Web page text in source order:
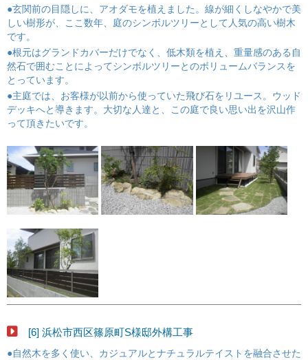
●玄関前の目隠しに、アオダモを植えました。線が細くしなやかで美
しい樹形が、ここ数年、庭のシンボルツリーとして人気の高い樹木
です。
●根元はグランドカバーだけでなく、低木類を植え、重量感のある自
然石で囲むことによってシンボルツリーとのボリュームバランスを
とっています。
●主庭では、お客様が以前から使っていた飛び石をリユース。ウッド
デッキへと導きます。大切な人達と、この庭で良い思い出を沢山作
って頂きたいです。
[6] 浜松市西区篠原町S様邸外構工事
●自然木を多く使い、カジュアルとナチュラルテイストを融合させた